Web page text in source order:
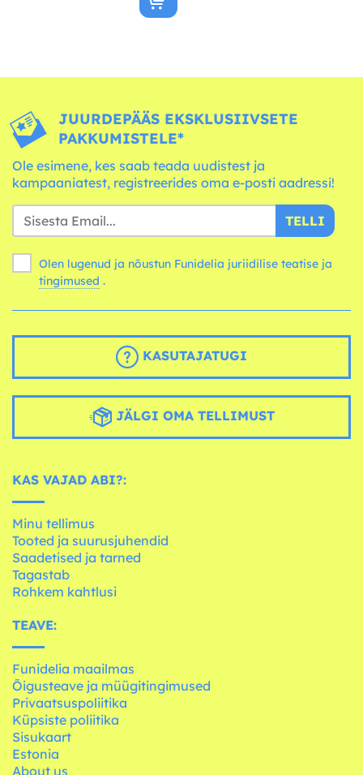
JUURDEPÄÄS EKSKLUSIIVSETE
PAKKUMISTELE*
Ole esimene, kes saab teada uudistest ja
kampaaniatest, registreerides oma e-posti aadressi!
TELLI
Olen lugenud ja nõustun Funidelia juriidilise teatise ja
tingimused .
KASUTAJATUGI
JÄLGI OMA TELLIMUST
KAS VAJAD ABI?:
Minu tellimus
Tooted ja suurusjuhendid
Saadetised ja tarned
Tagastab
Rohkem kahtlusi
TEAVE:
Funidelia maailmas
Õigusteave ja müügitingimused
Privaatsuspoliitika
Küpsiste poliitika
Sisukaart
Estonia
About us